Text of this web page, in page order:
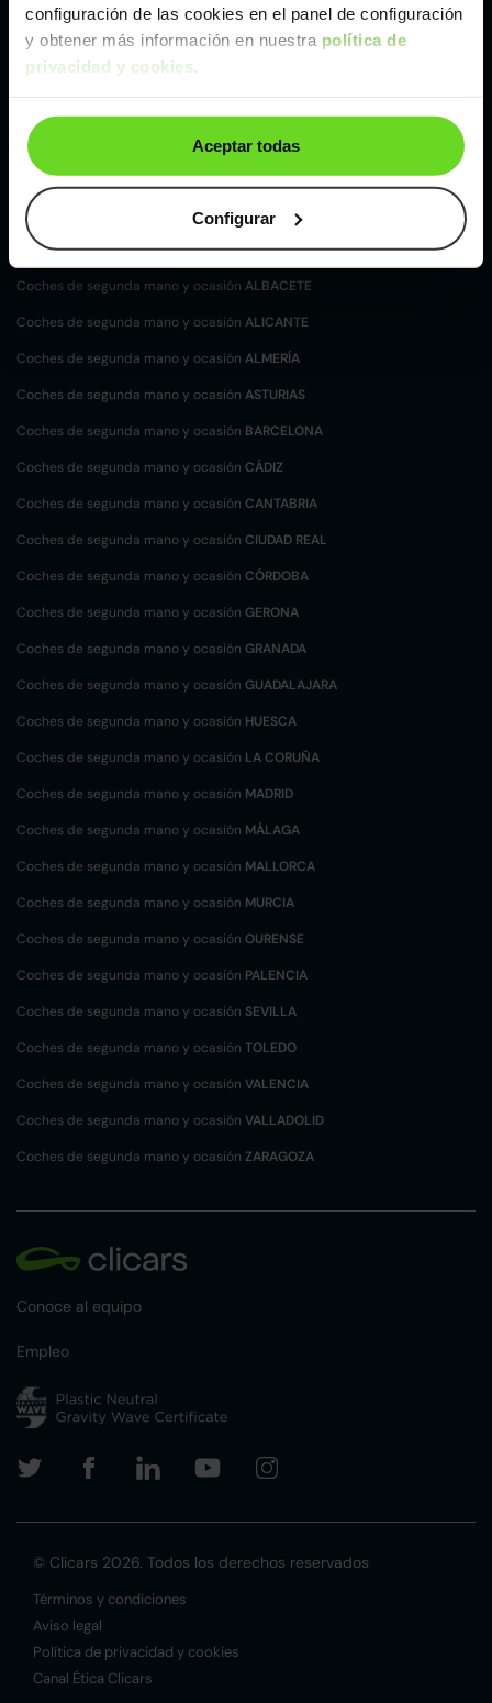
configuración de las cookies en el panel de configuración
y obtener más información en nuestra política de
privacidad y cookies
Aceptar todas
Configurar
Zaragoza
ocasión
Mercedes Clase C de segunda mano y ocasión
Coches de segunda mano y ocasión por
localización
Coches de segunda mano y ocasión ALBACETE
Coches de segunda mano y ocasión ALICANTE
Coches de segunda mano y ocasión ALMERÍA
Coches de segunda mano y ocasión ASTURIAS
Coches de segunda mano y ocasión BARCELONA
Coches de segunda mano y ocasión CÁDIZ
Coches de segunda mano y ocasión CANTABRIA
Coches de segunda mano y ocasión CIUDAD REAL
Coches de segunda mano y ocasión CÓRDOBA
Coches de segunda mano y ocasión GERONA
Coches de segunda mano y ocasión GRANADA
Coches de segunda mano y ocasión GUADALAJARA
Coches de segunda mano y ocasión HUESCA
Coches de segunda mano y ocasión LA CORUÑA
Coches de segunda mano y ocasión MADRID
Coches de segunda mano y ocasión MÁLAGA
Coches de segunda mano y ocasión MALLORCA
Coches de segunda mano y ocasión MURCIA
Coches de segunda mano y ocasión OURENSE
Coches de segunda mano y ocasión PALENCIA
Coches de segunda mano y ocasión SEVILLA
Coches de segunda mano y ocasión TOLEDO
Coches de segunda mano y ocasión VALENCIA
Coches de segunda mano y ocasión VALLADOLID
Coches de segunda mano y ocasión ZARAGOZA
Conoce al equipo
Empleo
© Clicars 2026. Todos los derechos reservados
Términos y condiciones
Aviso legal
Política de privacidad y cookies
Canal Ética Clicars